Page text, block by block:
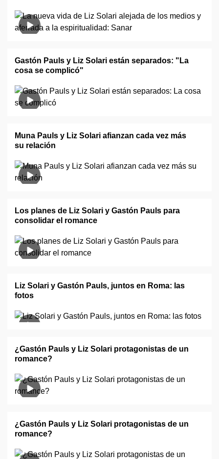
Gastón Pauls y Liz Solari están separados: "La
cosa se complicó"
Muna Pauls y Liz Solari afianzan cada vez más
su relación
Los planes de Liz Solari y Gastón Pauls para
consolidar el romance
Liz Solari y Gastón Pauls, juntos en Roma: las
fotos
¿Gastón Pauls y Liz Solari protagonistas de un
romance?
¿Gastón Pauls y Liz Solari protagonistas de un
romance?